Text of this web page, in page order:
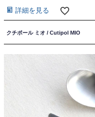
詳細を見る
クチポール ミオ / Cutipol MIO